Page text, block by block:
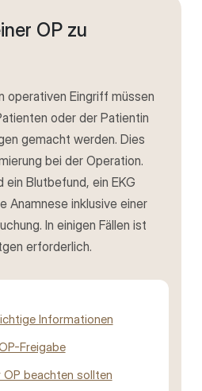
OP zu
operativen Eingriff müssen
oder der Patientin
gemacht werden. Dies
bei der Operation.
ein Blutbefund, ein EKG
Anamnese inklusive einer
In einigen Fällen ist
erforderlich.
Informationen
Freigabe
OP beachten sollten